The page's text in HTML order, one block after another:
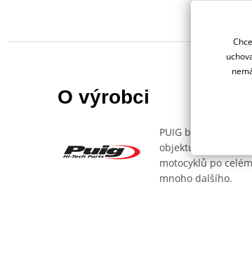
O výrobci
PUIG byl založen v
objektu, který se
motocyklů po
mnoho dalšího.